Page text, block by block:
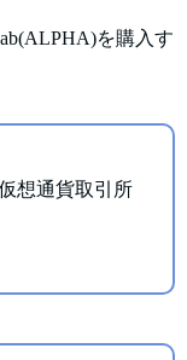
を購入す
想通貨取引所